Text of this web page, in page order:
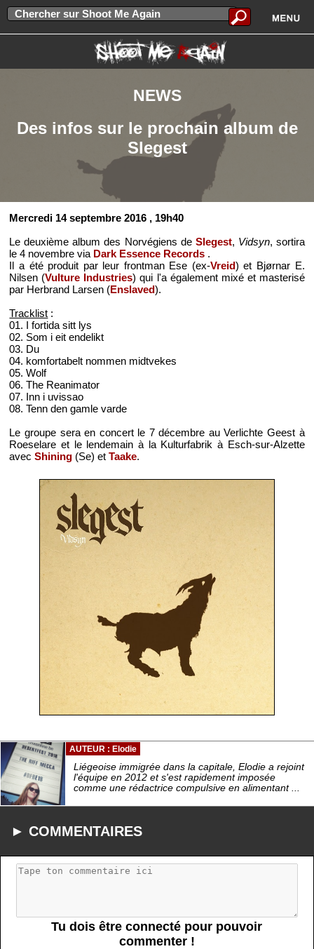
NEWS
Des infos sur le prochain album de
Slegest
Mercredi 14 septembre 2016 , 19h40
Le deuxième album des Norvégiens de Slegest, Vidsyn, sortira
le 4 novembre via Dark Essence Records .
Il a été produit par leur frontman Ese (ex-Vreid) et Bjørnar E.
Nilsen (Vulture Industries) qui l'a également mixé et masterisé
par Herbrand Larsen (Enslaved).
Tracklist :
01. I fortida sitt lys
02. Som i eit endelikt
03. Du
04. komfortabelt nommen midtvekes
05. Wolf
06. The Reanimator
07. Inn i uvissao
08. Tenn den gamle varde
Le groupe sera en concert le 7 décembre au Verlichte Geest à
Roeselare et le lendemain à la Kulturfabrik à Esch-sur-Alzette
avecShining (Se) etTaake.
AUTEUR : Elodie
Liégeoise immigrée dans la capitale, Elodie a rejoint
l'équipe en 2012 et s'est rapidement imposée
comme une rédactrice compulsive en alimentant ...
► COMMENTAIRES
Tu dois être connecté pour pouvoir
commenter !